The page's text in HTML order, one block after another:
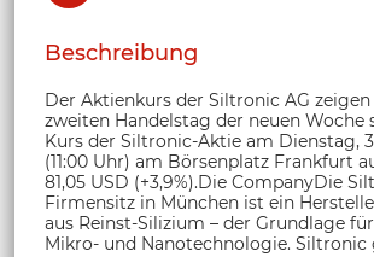
Beschreibung
Der Aktienkurs der Siltronic AG
zweiten Handelstag der neuen Woche
Kurs der Siltronic-Aktie am Dienstag,
(11:00 Uhr) am Börsenplatz Frankfurt
81,05 USD (+3,9%).Die CompanyDie
Firmensitz in München ist ein
aus Reinst-Silizium – der Grundlage
Mikro- und Nanotechnologie. Siltronic